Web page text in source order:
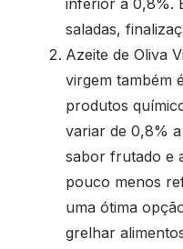
inferior a 0,8%.
saladas,
Azeite de Oliva
virgem também
produtos
variar de 0,8%
sabor frutado e
pouco menos
uma ótima
grelhar